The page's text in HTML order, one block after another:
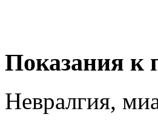
Показания к
Невралгия,